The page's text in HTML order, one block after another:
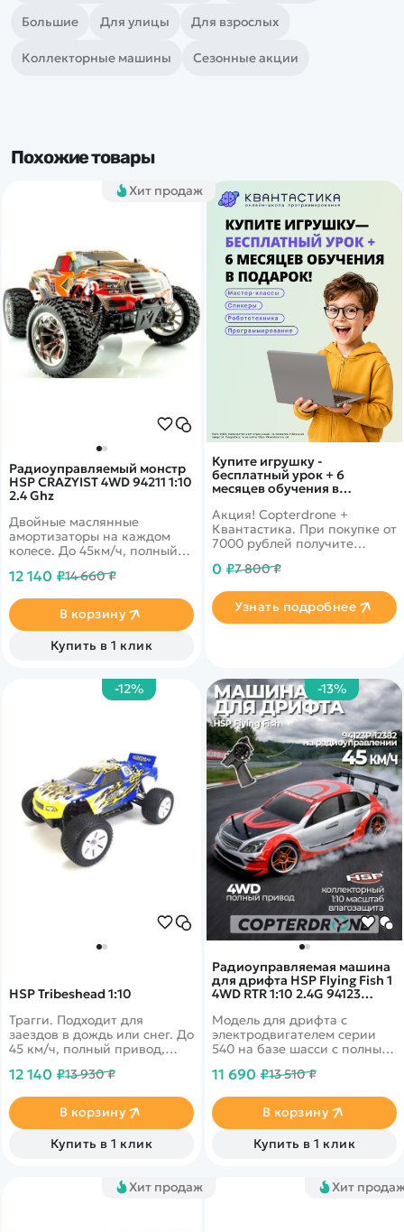
Большие Для улицы Для взрослых
Коллекторные машины Сезонные акции
Похожие товары
Купите игрушку -
бесплатный урок + 6
месяцев обучения в
Акция! Copterdrone +
Квантастика. При покупке от
7000 рублей получите
нашего партнера
0 ₽7 800 ₽
Узнать подробнее
Хит продаж
Радиоуправляемый монстр
HSP CRAZYIST 4WD 94211 1:10
2.4 Ghz
Двойные маслянные
амортизаторы на каждом
колесе. До 45км/ч, полный
12 140 ₽14 660 ₽
В корзину
Купить в 1 клик
-12%
HSP Tribeshead 1:10
Трагги. Подходит для
заездов в дождь или снег. До
45 км/ч, полный привод,
12 140 ₽13 930 ₽
В корзину
Купить в 1 клик
-13%
Радиоуправляемая машина
для дрифта HSP Flying Fish 1
4WD RTR 1:10 2.4G 94123
Модель для дрифта с
электродвигателем серии
540 на базе шасси с полным
11 690 ₽13 510 ₽
В корзину
Купить в 1 клик
Хит продаж Хит